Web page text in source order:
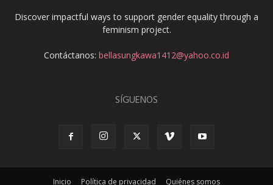
Discover impactful ways to support gender equality through a
feminism project.
Contáctanos: bellasungkawa1412@yahoo.co.id
SÍGUENOS
Inicio Política de privacidad Quiénes somos